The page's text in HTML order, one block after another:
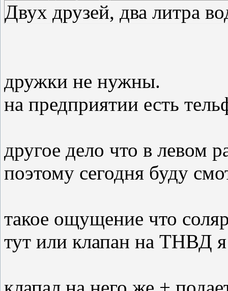
Двух друзей, два литра
дружки не нужны.
на предприятии есть
другое дело что в левом
поэтому сегодня буду
такое ощущение что
тут или клапан на ТНВД